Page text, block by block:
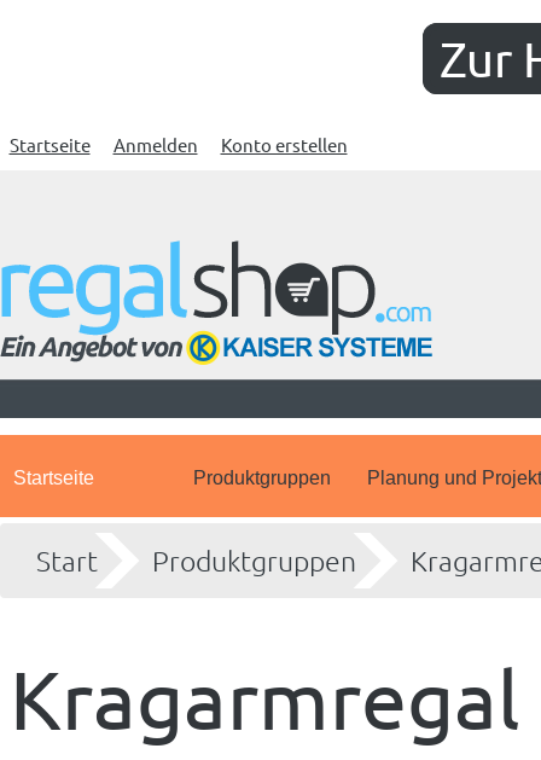
Zur
Startseite Anmelden Konto erstellen
Startseite Produktgruppen Planung und
Start Produktgruppen